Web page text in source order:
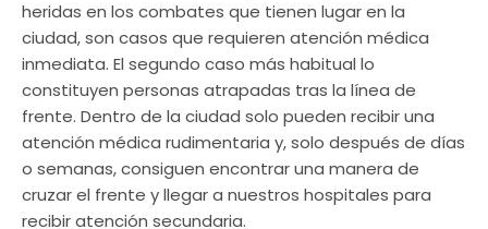
heridas en los combates que tienen lugar en la
ciudad, son casos que requieren atención médica
inmediata. El segundo caso más habitual lo
constituyen personas atrapadas tras la línea de
frente. Dentro de la ciudad solo pueden recibir una
atención médica rudimentaria y, solo después de días
o semanas, consiguen encontrar una manera de
cruzar el frente y llegar a nuestros hospitales para
recibir atención secundaria.